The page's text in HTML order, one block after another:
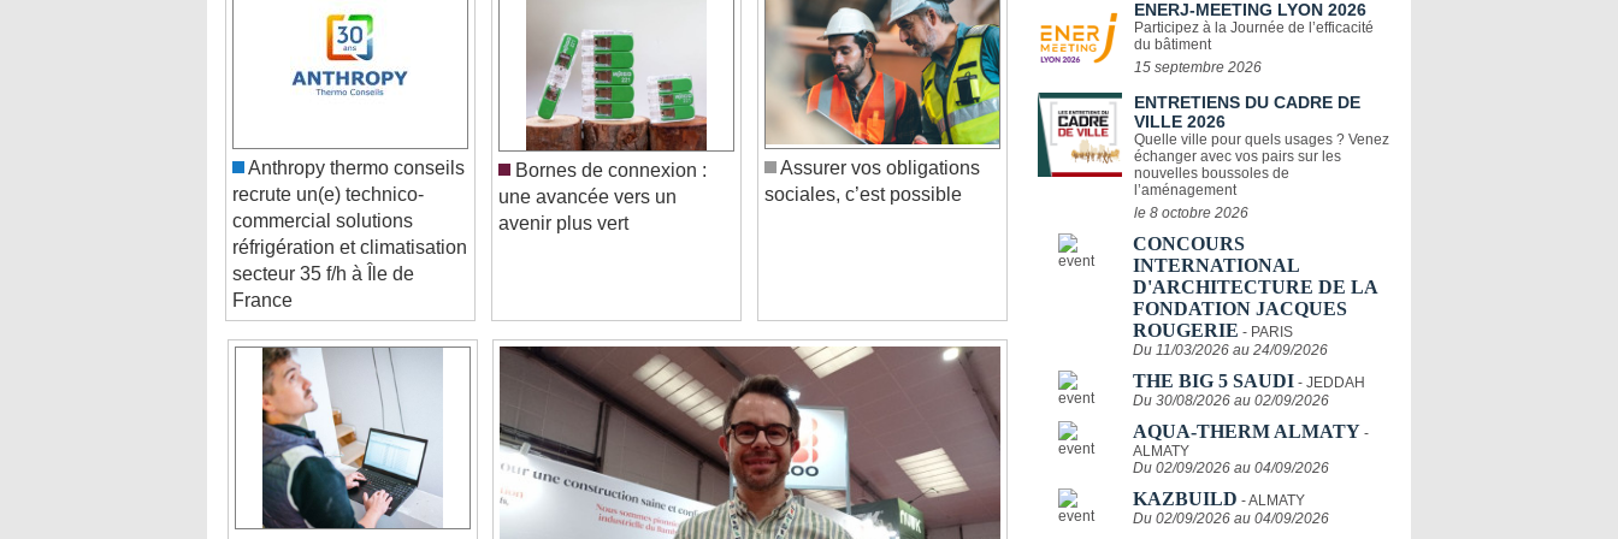
recrute un(e) technico-
commercial solutions
réfrigération et climatisation
secteur 35 f/h à Île de
France
Bornes de connexion :
une avancée vers un
avenir plus vert
Assurer vos obligations
sociales, c’est possible
Vous n'avez peut-être
ENERJ-MEETING LYON 2026
Participez à la Journée de l’efficacité
du bâtiment
15 septembre 2026
ENTRETIENS DU CADRE DE
VILLE 2026
Quelle ville pour quels usages ? Venez
échanger avec vos pairs sur les
nouvelles boussoles de
l’aménagement
le 8 octobre 2026
CONCOURS
INTERNATIONAL
D'ARCHITECTURE DE LA
FONDATION JACQUES
ROUGERIE - PARIS
Du 11/03/2026 au 24/09/2026
THE BIG 5 SAUDI - JEDDAH
Du 30/08/2026 au 02/09/2026
AQUA-THERM ALMATY -
ALMATY
Du 02/09/2026 au 04/09/2026
KAZBUILD - ALMATY
Du 02/09/2026 au 04/09/2026